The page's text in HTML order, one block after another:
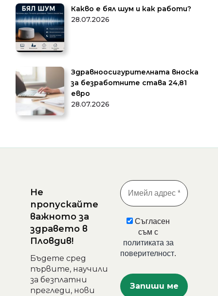
Какво е бял шум и как работи?
28.07.2026
Здравноосигурителната вноска
за безработните става 24,81
евро
28.07.2026
Не
пропускайте
важното за
здравето в
Пловдив!
Бъдете сред
първите, научили
за безплатни
прегледи, нови
Съгласен
съм с
политиката за
поверителност.